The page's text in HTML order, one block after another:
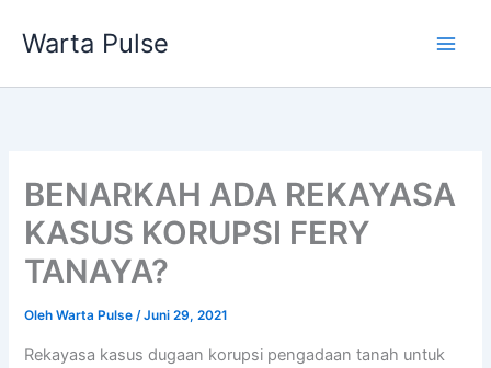
Warta Pulse
BENARKAH ADA REKAYASA
KASUS KORUPSI FERY
TANAYA?
OlehWarta Pulse/Juni 29, 2021
Rekayasa kasus dugaan korupsi pengadaan tanah untuk